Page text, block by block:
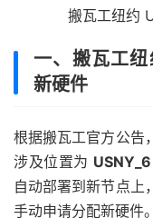
搬瓦工纽约
一、搬瓦工
新硬件
根据搬瓦工官方公告
涉及位置为 USNY_6
自动部署到新节点上
手动申请分配新硬件。